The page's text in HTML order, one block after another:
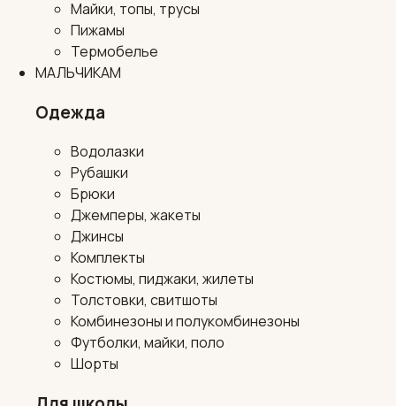
Майки, топы, трусы
Пижамы
Термобелье
МАЛЬЧИКАМ
Одежда
Водолазки
Рубашки
Брюки
Джемперы, жакеты
Джинсы
Комплекты
Костюмы, пиджаки, жилеты
Толстовки, свитшоты
Комбинезоны и полукомбинезоны
Футболки, майки, поло
Шорты